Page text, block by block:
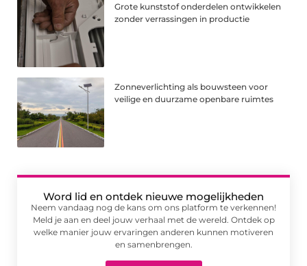
Grote kunststof onderdelen ontwikkelen
zonder verrassingen in productie
Zonneverlichting als bouwsteen voor
veilige en duurzame openbare ruimtes
Word lid en ontdek nieuwe mogelijkheden
Neem vandaag nog de kans om ons platform te verkennen!
Meld je aan en deel jouw verhaal met de wereld. Ontdek op
welke manier jouw ervaringen anderen kunnen motiveren
en samenbrengen.